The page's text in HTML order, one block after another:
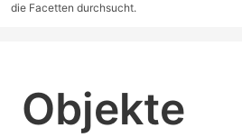
die Facetten durchsucht.
Objekte